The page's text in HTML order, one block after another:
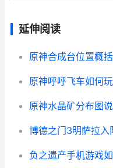
延伸阅读
原神合成台位置概
原神呼呼飞车如何玩
原神水晶矿分布图